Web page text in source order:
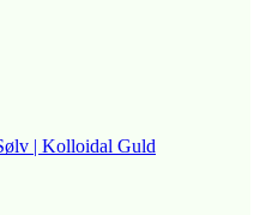
| Kolloidal Guld